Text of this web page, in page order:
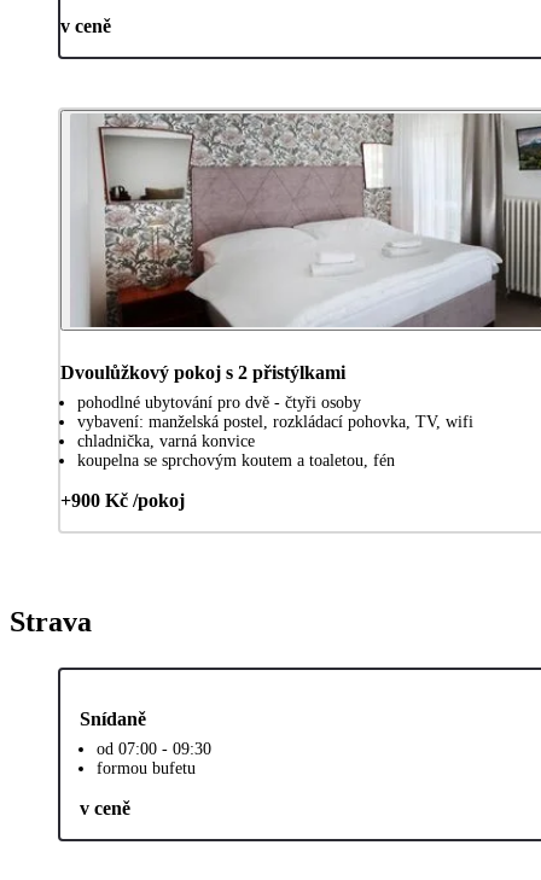
v ceně
Dvoulůžkový pokoj s 2 přistýlkami
pohodlné ubytování pro dvě - čtyři osoby
vybavení: manželská postel, rozkládací pohovka, TV, wifi
chladnička, varná konvice
koupelna se sprchovým koutem a toaletou, fén
+900 Kč /pokoj
Strava
Snídaně
od 07:00 - 09:30
formou bufetu
v ceně